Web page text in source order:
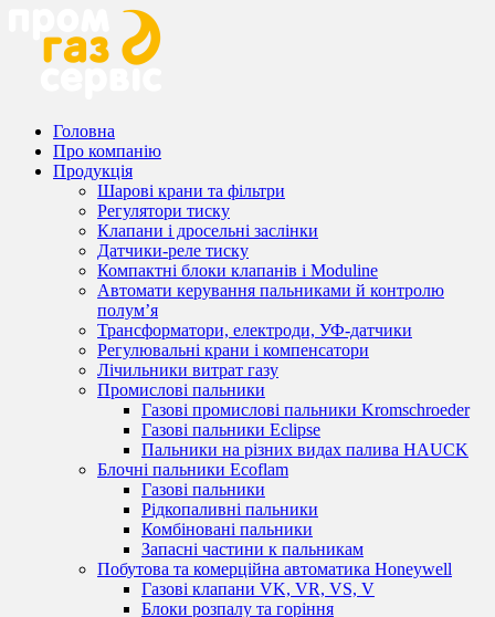
Головна
Про компанію
Продукція
Шарові крани та фільтри
Регулятори тиску
Клапани і дросельні заслінки
Датчики-реле тиску
Компактні блоки клапанів і Moduline
Автомати керування пальниками й контролю
полум’я
Трансформатори, електроди, УФ-датчики
Регулювальні крани і компенсатори
Лічильники витрат газу
Промислові пальники
Газові промислові пальники Kromschroeder
Газові пальники Eclipse
Пальники на різних видах палива HAUCK
Блочні пальники Ecoflam
Газові пальники
Рідкопаливні пальники
Комбіновані пальники
Запасні частини к пальникам
Побутова та комерційна автоматика Honeywell
Газові клапани VK, VR, VS, V
Блоки розпалу та горіння